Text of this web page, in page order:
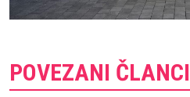
POVEZANI ČLANCI